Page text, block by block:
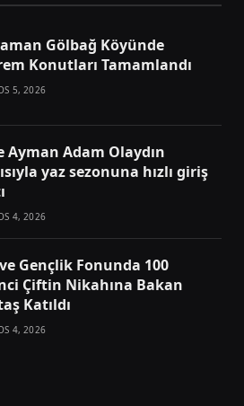
Gölbağ Köyünde
Konutları Tamamlandı
5, 2026
Ayman Adam Olaydın
yaz sezonuna hızlı giriş
4, 2026
Gençlik Fonunda 100
Çiftin Nikahına Bakan
Katıldı
4, 2026